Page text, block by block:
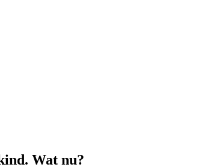
Wat nu?